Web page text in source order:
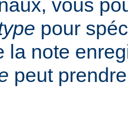
pour
la note
peut